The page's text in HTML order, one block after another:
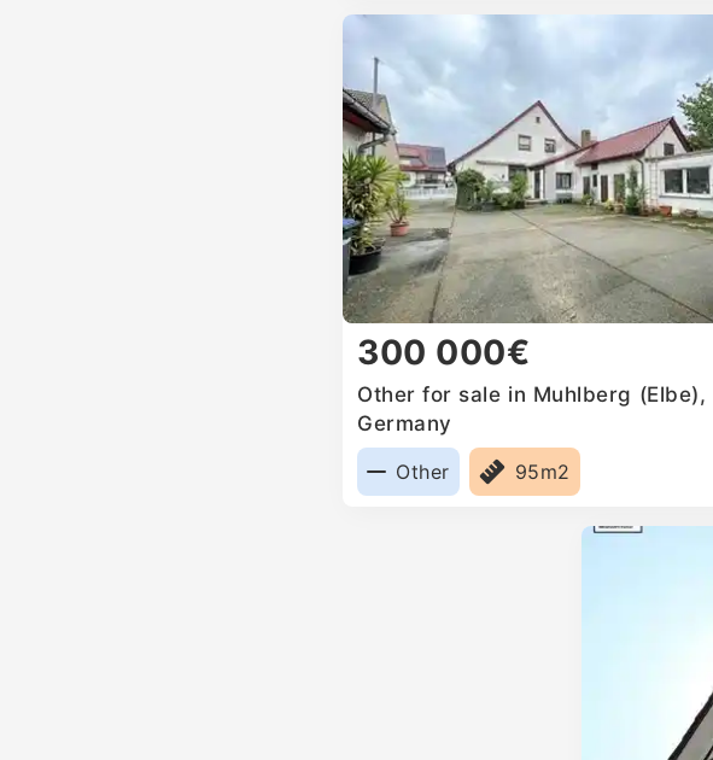
300 000€
Other for sale in Muhlberg (Elbe),
Germany
Other
95m2